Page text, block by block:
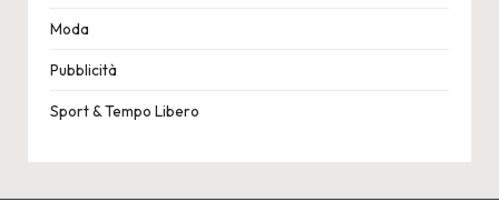
Moda
Pubblicità
Sport & Tempo Libero